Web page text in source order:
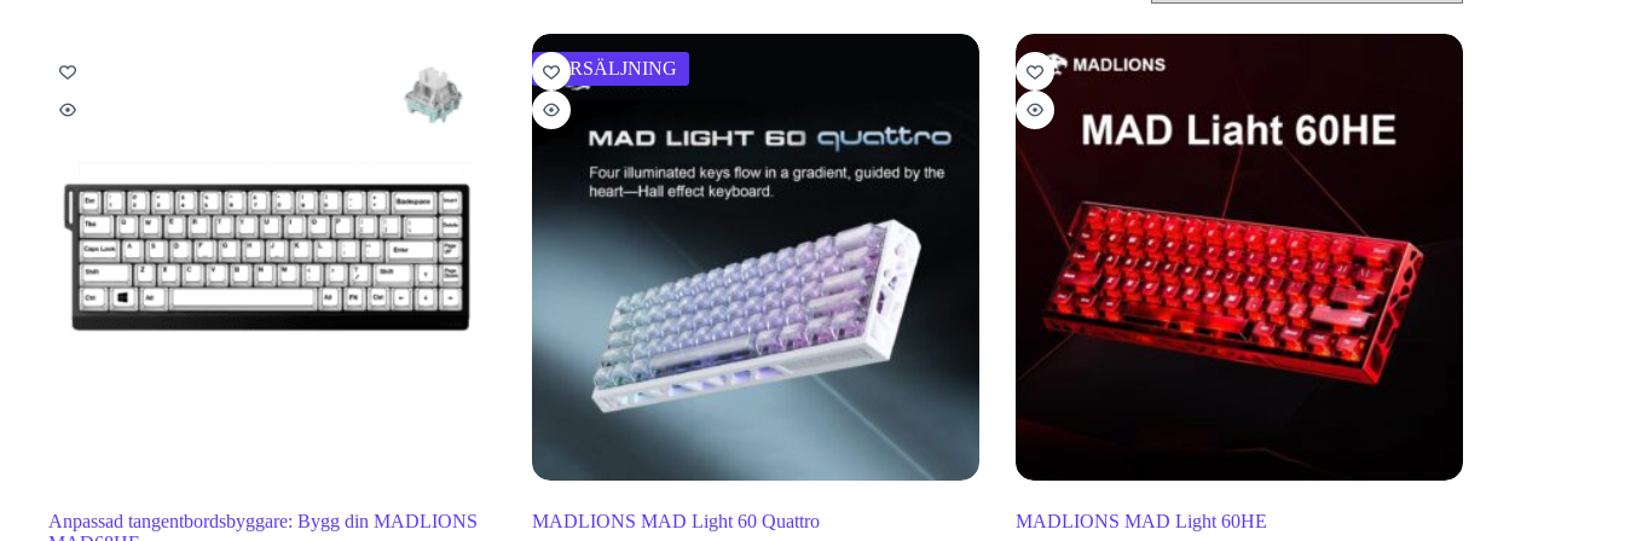
Anpassad tangentbordsbyggare: Bygg din MADLIONS
FÖRSÄLJNING
MADLIONS MAD Light 60 Quattro MADLIONS MAD Light 60HE